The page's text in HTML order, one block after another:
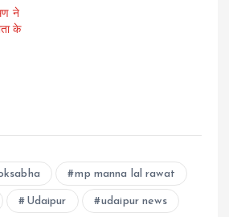
ने
के
mp manna lal rawat
Udaipur udaipur news